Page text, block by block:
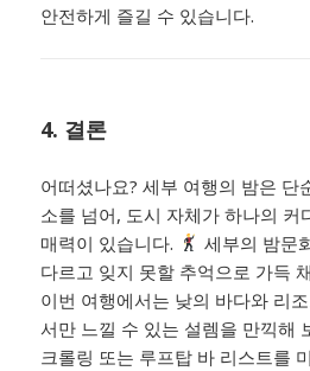
안전하게 즐길 수 있습니다.
4. 결론
어떠셨나요? 세부 여행의 밤은 단
소를 넘어, 도시 자체가 하나의 커
매력이 있습니다.
세부의 밤문
다르고 잊지 못할 추억으로 가득
이번 여행에서는 낮의 바다와 리
서만 느낄 수 있는 설렘을 만끽해
크롤링 또는 루프탑 바 리스트를